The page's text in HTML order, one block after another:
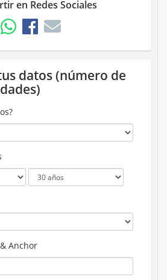
en Redes Sociales
datos (número de
Anchor